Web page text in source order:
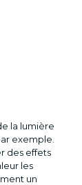
la lumière
exemple.
des effets
les
un